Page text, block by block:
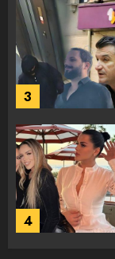
3
4